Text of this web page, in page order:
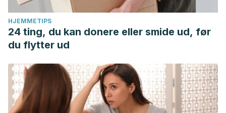
HJEMMETIPS
24 ting, du kan donere eller smide ud, før
du flytter ud